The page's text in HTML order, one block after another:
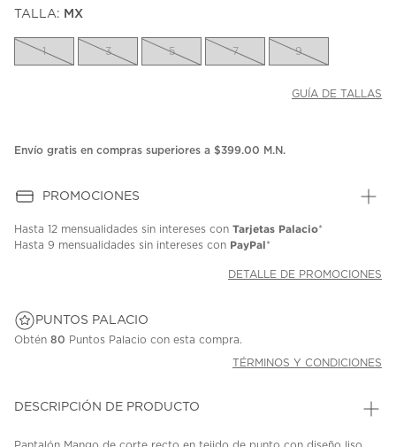
la
misma
TALLA: MX
1 3 5 7 9
GUÍA DE TALLAS
Envío gratis en compras superiores a $399.00 M.N.
PROMOCIONES
Hasta 12 mensualidades sin intereses con Tarjetas Palacio*
Hasta 9 mensualidades sin intereses con PayPal*
DETALLE DE PROMOCIONES
PUNTOS PALACIO
Obtén 80 Puntos Palacio con esta compra.
TÉRMINOS Y CONDICIONES
DESCRIPCIÓN DE PRODUCTO